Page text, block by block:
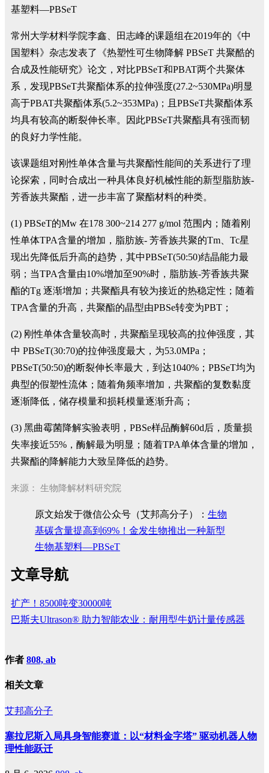
常州大学材料学院李鑫、田志峰的课题组在2019年的《中
国塑料》杂志发表了《热塑性可生物降解 PBSeT 共聚酷的
合成及性能研究》论文，对比PBSeT和PBAT两个共聚体
系，发现PBSeT共聚酯体系的拉伸强度(27.2~530MPa)明显
高于PBAT共聚酯体系(5.2~353MPa)；且PBSeT共聚酯体系
均具有较高的断裂伸长率。因此PBSeT共聚酯具有强而韧
的良好力学性能。
该课题组对刚性单体含量与共聚酯性能间的关系进行了理
论探索，同时合成出一种具体良好机械性能的新型脂肪族-
芳香族共聚酯，进一步丰富了聚酯材料的种类。
(1) PBSeT的Mw 在178 300~214 277 g/mol 范围内；随着刚
性单体TPA含量的增加，脂肪族- 芳香族共聚的Tm、Tc星
现出先降低后升高的趋势，其中PBSeT(50:50)结晶能力最
弱；当TPA含量由10%增加至90%时，脂肪族-芳香族共聚
酯的Tg 逐渐增加；共聚酯具有较为接近的热稳定性；随着
TPA含量的升高，共聚酯的晶型由PBSe转变为PBT；
(2) 刚性单体含量较高时，共聚酯呈现较高的拉伸强度，其
中 PBSeT(30:70)的拉伸强度最大，为53.0MPa；
PBSeT(50:50)的断裂伸长率最大，到达1040%；PBSeT均为
典型的假塑性流体；随着角频率增加，共聚酯的复数黏度
逐渐降低，储存模量和损耗模量逐渐升高；
(3) 黑曲霉菌降解实验表明，PBSe样品酶解60d后，质量损
失率接近55%，酶解最为明显；随着TPA单体含量的增加，
共聚酯的降解能力大致呈降低的趋势。
来源： 生物降解材料研究院
原文始发于微信公众号（艾邦高分子）： 生物
基碳含量提高到69%！金发生物推出一种新型
生物基塑料—PBSeT
文章导航
扩产！8500吨变30000吨
巴斯夫Ultrason® 助力智能农业：耐用型牛奶计量传感器
作者 808, ab
相关文章
艾邦高分子
塞拉尼斯入局具身智能赛道：以“材料金字塔” 驱动机器人物
理性能跃迁